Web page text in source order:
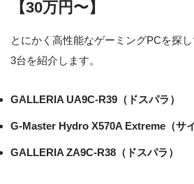
【30万円〜】
とにかく高性能なゲーミングPCを探
3台を紹介します。
GALLERIA UA9C-R39（ドスパラ）
G-Master Hydro X570A Extreme（サイ
GALLERIA ZA9C-R38（ドスパラ）